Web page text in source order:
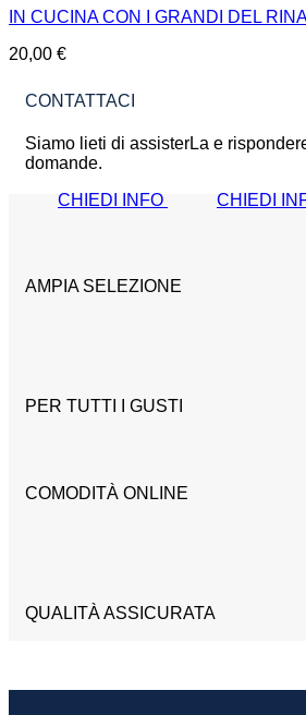
IN CUCINA CON I GRANDI DEL
20,00 €
CONTATTACI
Siamo lieti di assisterLa e
domande.
CHIEDI INFO
CHIEDI
AMPIA SELEZIONE
PER TUTTI I GUSTI
COMODITÀ ONLINE
QUALITÀ ASSICURATA